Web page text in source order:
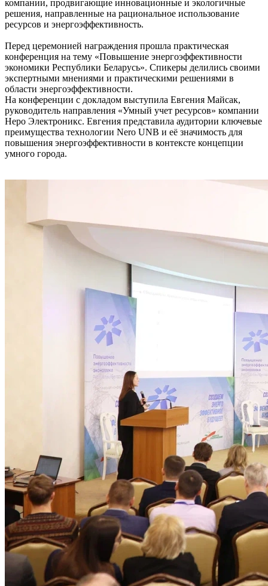
компании, продвигающие инновационные и экологичные
решения, направленные на рациональное использование
ресурсов и энергоэффективность.
Перед церемонией награждения прошла практическая
конференция на тему «Повышение энергоэффективности
экономики Республики Беларусь». Спикеры делились своими
экспертными мнениями и практическими решениями в
области энергоэффективности.
На конференции с докладом выступила Евгения Майсак,
руководитель направления «Умный учет ресурсов» компании
Неро Электроникс. Евгения представила аудитории ключевые
преимущества технологии Nero UNB и её значимость для
повышения энергоэффективности в контексте концепции
умного города.